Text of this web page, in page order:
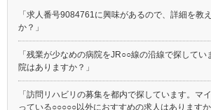
「求人番号9084761に興味があるので、詳細を教
か？」
「残業が少なめの病院をJR○○線の沿線で探して
院はありますか？」
「訪問リハビリの募集を都内で探しています。マ
っている○○○○○以外におすすめの求人はありますか